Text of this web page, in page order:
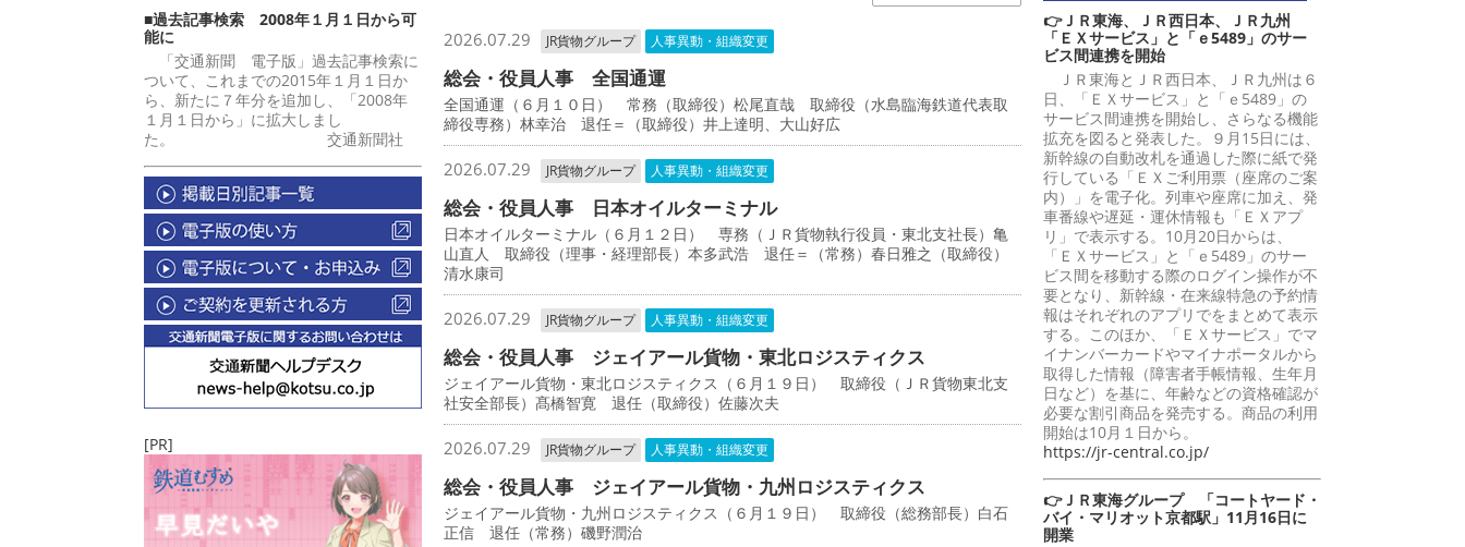
■過去記事検索 2008年１月１日から可
能に
「交通新聞 電子版」過去記事検索に
ついて、これまでの2015年１月１日か
ら、新たに７年分を追加し、「2008年
１月１日から」に拡大しまし
た。 交通新聞社
[PR]
2026.07.29 JR貨物グループ 人事異動・組織変更
総会・役員人事 全国通運
全国通運（６月１０日） 常務（取締役）松尾直哉 取締役（水島臨海鉄道代表取
締役専務）林幸治 退任＝（取締役）井上達明、大山好広
2026.07.29 JR貨物グループ 人事異動・組織変更
総会・役員人事 日本オイルターミナル
日本オイルターミナル（６月１２日） 専務（ＪＲ貨物執行役員・東北支社長）亀
山直人 取締役（理事・経理部長）本多武浩 退任＝（常務）春日雅之（取締役）
清水康司
2026.07.29 JR貨物グループ 人事異動・組織変更
総会・役員人事 ジェイアール貨物・東北ロジスティクス
ジェイアール貨物・東北ロジスティクス（６月１９日） 取締役（ＪＲ貨物東北支
社安全部長）髙橋智寛 退任（取締役）佐藤次夫
2026.07.29 JR貨物グループ 人事異動・組織変更
総会・役員人事 ジェイアール貨物・九州ロジスティクス
ジェイアール貨物・九州ロジスティクス（６月１９日） 取締役（総務部長）白石
正信 退任（常務）磯野潤治
👉ＪＲ東海、ＪＲ西日本、ＪＲ九州
「ＥＸサービス」と「ｅ5489」のサー
ビス間連携を開始
ＪＲ東海とＪＲ西日本、ＪＲ九州は６
日、「ＥＸサービス」と「ｅ5489」の
サービス間連携を開始し、さらなる機能
拡充を図ると発表した。９月15日には、
新幹線の自動改札を通過した際に紙で発
行している「ＥＸご利用票（座席のご案
内）」を電子化。列車や座席に加え、発
車番線や遅延・運休情報も「ＥＸアプ
リ」で表示する。10月20日からは、
「ＥＸサービス」と「ｅ5489」のサー
ビス間を移動する際のログイン操作が不
要となり、新幹線・在来線特急の予約情
報はそれぞれのアプリでをまとめて表示
する。このほか、「ＥＸサービス」でマ
イナンバーカードやマイナポータルから
取得した情報（障害者手帳情報、生年月
日など）を基に、年齢などの資格確認が
必要な割引商品を発売する。商品の利用
開始は10月１日から。
https://jr-central.co.jp/
👉ＪＲ東海グループ 「コートヤード・
バイ・マリオット京都駅」11月16日に
開業